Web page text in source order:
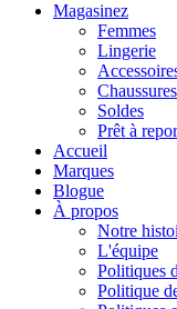
Magasinez
Femmes
Lingerie
Chaussures
Soldes
Prêt à
Accueil
Marques
Blogue
À propos
Notre
L'équipe
Politiques
Politique